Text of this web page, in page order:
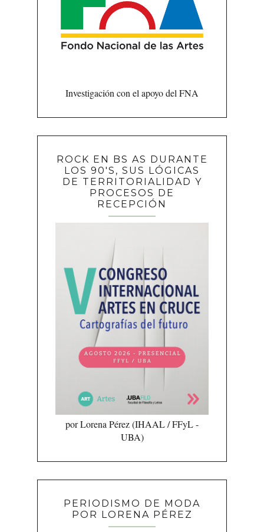
Investigación con el apoyo del FNA
ROCK EN BS AS DURANTE
LOS 90'S, SUS LÓGICAS
DE TERRITORIALIDAD Y
PROCESOS DE
RECEPCIÓN
por Lorena Pérez (IHAAL / FFyL -
UBA)
PERIODISMO DE MODA
POR LORENA PÉREZ